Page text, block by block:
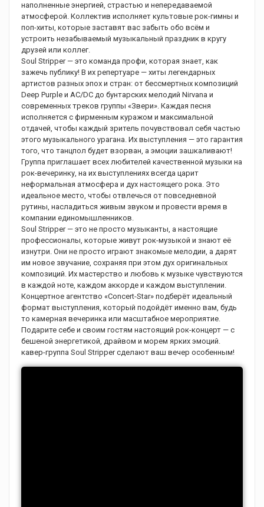
наполненные энергией, страстью и непередаваемой
атмосферой. Коллектив исполняет культовые рок-гимны и
поп-хиты, которые заставят вас забыть обо всём и
устроить незабываемый музыкальный праздник в кругу
друзей или коллег.
Soul Stripper — это команда профи, которая знает, как
зажечь публику! В их репертуаре — хиты легендарных
артистов разных эпох и стран: от бессмертных композиций
Deep Purple и AC/DC до бунтарских мелодий Nirvana и
современных треков группы «Звери». Каждая песня
исполняется с фирменным куражом и максимальной
отдачей, чтобы каждый зритель почувствовал себя частью
этого музыкального урагана. Их выступления — это гарантия
того, что танцпол будет взорван, а эмоции зашкаливают!
Группа приглашает всех любителей качественной музыки на
рок-вечеринку, на их выступлениях всегда царит
неформальная атмосфера и дух настоящего рока. Это
идеальное место, чтобы отвлечься от повседневной
рутины, насладиться живым звуком и провести время в
компании единомышленников.
Soul Stripper — это не просто музыканты, а настоящие
профессионалы, которые живут рок-музыкой и знают её
изнутри. Они не просто играют знакомые мелодии, а дарят
им новое звучание, сохраняя при этом дух оригинальных
композиций. Их мастерство и любовь к музыке чувствуются
в каждой ноте, каждом аккорде и каждом выступлении.
Концертное агентство «Concert-Star» подберёт идеальный
формат выступления, который подойдёт именно вам, будь
то камерная вечеринка или масштабное мероприятие.
Подарите себе и своим гостям настоящий рок-концерт — с
бешеной энергетикой, драйвом и морем ярких эмоций.
кавер-группа Soul Stripper сделают ваш вечер особенным!